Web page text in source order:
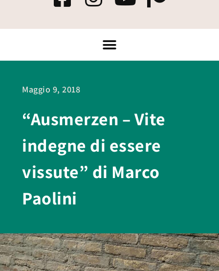
Maggio 9, 2018
“Ausmerzen – Vite
indegne di essere
vissute” di Marco
Paolini